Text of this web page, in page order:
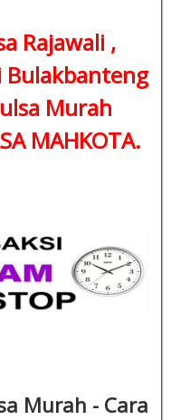
Rajawali ,
Bulakbanteng
Murah
MAHKOTA.
Murah - Cara